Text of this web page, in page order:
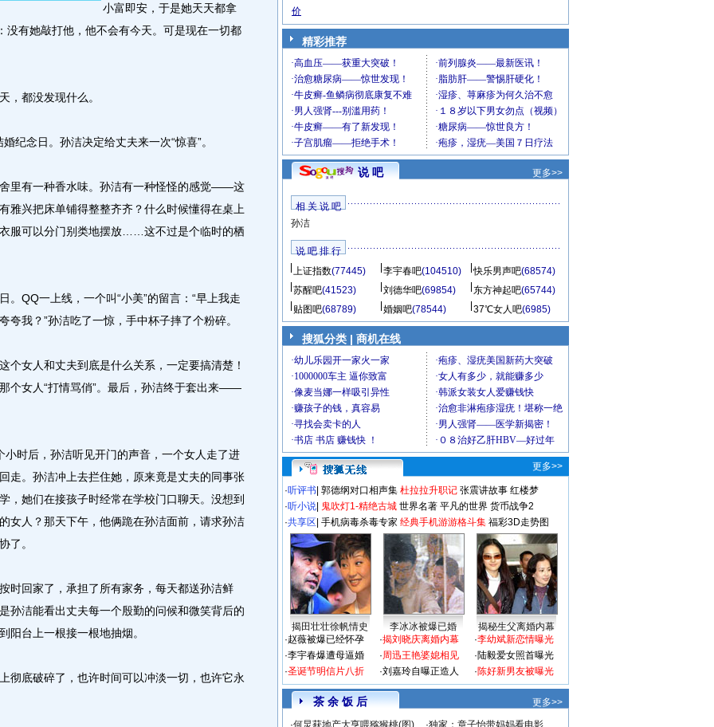
小富即安，于是她天天都拿
没有她敲打他，他不会有今天。可是现在一切都
都没发现什么。
念日。孙洁决定给丈夫来一次“惊喜”。
有一种香水味。孙洁有一种怪怪的感觉——这
雅兴把床单铺得整整齐齐？什么时候懂得在桌上
服可以分门别类地摆放……这不过是个临时的栖
一上线，一个叫“小美”的留言：“早上我走
夸我？”孙洁吃了一惊，手中杯子摔了个粉碎。
女人和丈夫到底是什么关系，一定要搞清楚！
个女人“打情骂俏”。最后，孙洁终于套出来——
后，孙洁听见开门的声音，一个女人走了进
走。孙洁冲上去拦住她，原来竟是丈夫的同事张
，她们在接孩子时经常在学校门口聊天。没想到
女人？那天下午，他俩跪在孙洁面前，请求孙洁
了。
回家了，承担了所有家务，每天都送孙洁鲜
孙洁能看出丈夫每一个殷勤的问候和微笑背后的
阳台上一根接一根地抽烟。
底破碎了，也许时间可以冲淡一切，也许它永
价
精彩推荐
说 吧 更多>>
相 关 说 吧
孙洁
说 吧 排 行
上证指数(77445) 李宇春吧(104510) 快乐男声吧(68574)
苏醒吧(41523) 刘德华吧(69854) 东方神起吧(65744)
贴图吧(68789) 婚姻吧(78544) 37℃女人吧(6985)
搜狐分类 | 商机在线
更多>>
·听评书 郭德纲对口相声集 杜拉拉升职记 张震讲故事 红楼梦
·听小说 鬼吹灯1-精绝古城 世界名著 平凡的世界 货币战争2
·共享区 手机病毒杀毒专家 经典手机游游格斗集 福彩3D走势图
揭田壮壮徐帆情史 李冰冰被爆已婚
揭秘生父离婚内幕
·赵薇被爆已经怀孕
·李宇春爆遭母逼婚
·圣诞节明信片八折
·揭刘晓庆离婚内幕
·周迅王艳婆媳相见
·刘嘉玲自曝正造人
·李幼斌新恋情曝光
·陆毅爱女照首曝光
·陈好新男友被曝光
茶 余 饭 后
更多>>
·何炅获地产大亨喂猕猴桃(图) ·独家：章子怡带妈妈看电影